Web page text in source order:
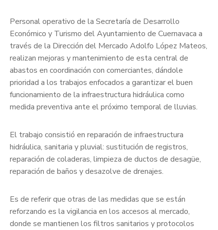
Personal operativo de la Secretaría de Desarrollo
Económico y Turismo del Ayuntamiento de Cuernavaca a
través de la Dirección del Mercado Adolfo López Mateos,
realizan mejoras y mantenimiento de esta central de
abastos en coordinación con comerciantes, dándole
prioridad a los trabajos enfocados a garantizar el buen
funcionamiento de la infraestructura hidráulica como
medida preventiva ante el próximo temporal de lluvias.
El trabajo consistió en reparación de infraestructura
hidráulica, sanitaria y pluvial: sustitución de registros,
reparación de coladeras, limpieza de ductos de desagüe,
reparación de baños y desazolve de drenajes.
Es de referir que otras de las medidas que se están
reforzando es la vigilancia en los accesos al mercado,
donde se mantienen los filtros sanitarios y protocolos